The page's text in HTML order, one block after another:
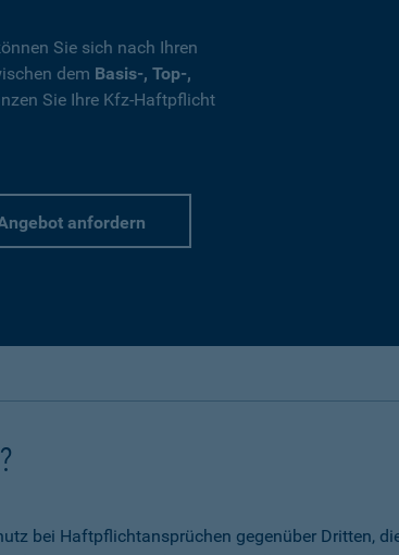
Sie sich nach Ihren
dem Basis-, Top-,
Sie Ihre Kfz-Haftpflicht
anfordern
bei Haftpflichtansprüchen gegenüber Dritten,